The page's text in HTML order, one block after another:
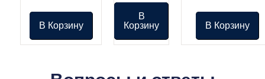
В Корзину
В
Корзину
В Корзину